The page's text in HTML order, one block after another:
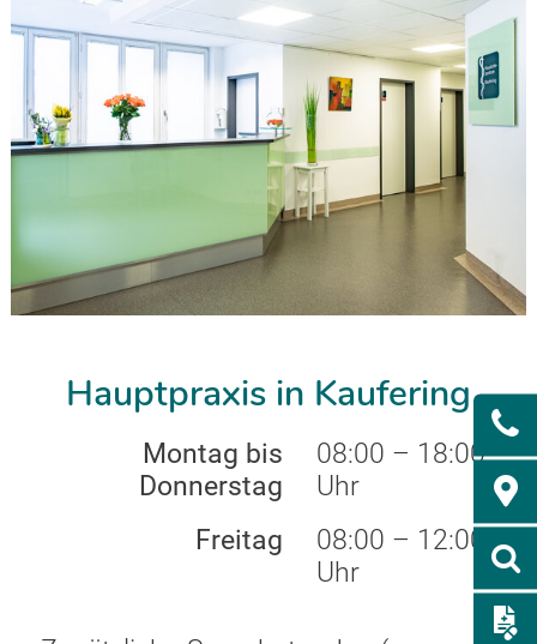
Hauptpraxis in Kaufering
Montag bis
Donnerstag
08:00 – 18:00
Uhr
Freitag
08:00 – 12:00
Uhr